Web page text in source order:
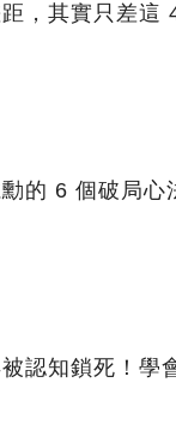
，其實只差這
的 6 個破局心
認知鎖死！學